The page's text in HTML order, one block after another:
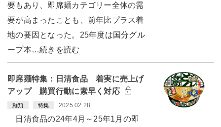
要もあり、即席麺カテゴリー全体の需
要が高まったことも、前年比プラス着
地の要因となった。25年度は国分グル
ープ本…続きを読む
即席麺特集：日清食品 着実に売上げ
アップ 購買行動に素早く対応
麺類 特集 2025.02.28
日清食品の24年4月～25年1月の即